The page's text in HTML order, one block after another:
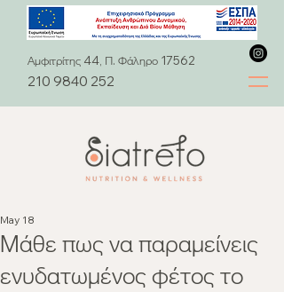
Αμφιτρίτης 44, Π. Φάληρο 17562
210 9840 252
Μάθε πως να παραμείνεις
ενυδατωμένος φέτος το
May 18